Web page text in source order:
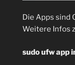
Die Apps sind
Weitere Infos
sudo ufw app